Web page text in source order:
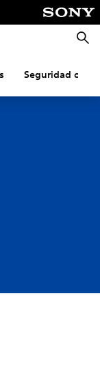
Seguridad